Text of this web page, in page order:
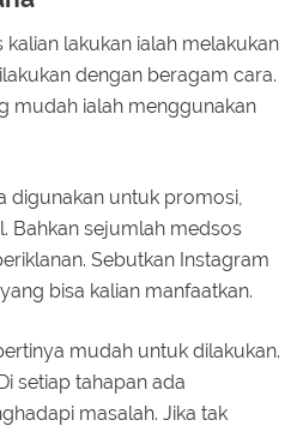
lakukan ialah melakukan
dengan beragam cara.
mudah ialah menggunakan
digunakan untuk promosi,
Bahkan sejumlah medsos
Sebutkan Instagram
bisa kalian manfaatkan.
mudah untuk dilakukan.
setiap tahapan ada
masalah. Jika tak